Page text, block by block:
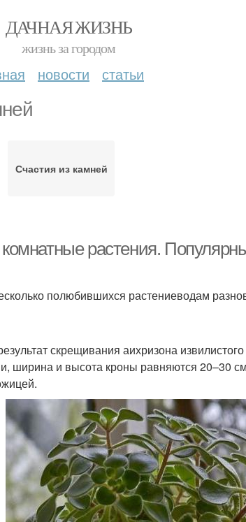
ДАЧНАЯ ЖИЗНЬ
жизнь за городом
новости статьи
Счастия из камней
растения.
полюбившихся растениеводам
скрещивания аихризона
ширина и высота кроны равняются 20–30